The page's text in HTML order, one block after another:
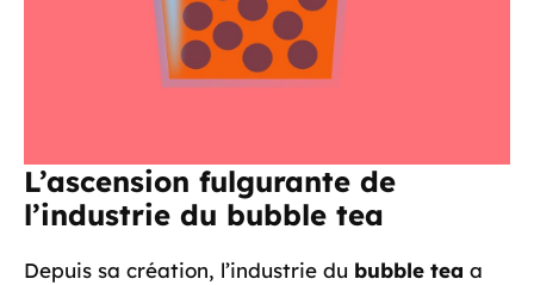
L’ascension fulgurante de
l’industrie du bubble tea
Depuis sa création, l’industrie du bubble tea a